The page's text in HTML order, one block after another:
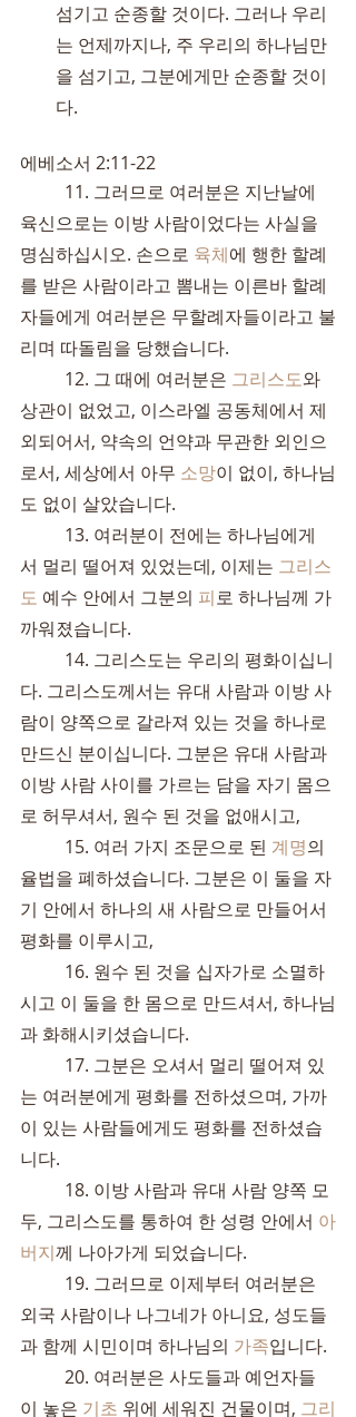
섬기고 순종할 것이다. 그러나 우리
는 언제까지나, 주 우리의 하나님만
을 섬기고, 그분에게만 순종할 것이
다.
에베소서 2:11-22
육신으로는 이방 사람이었다는 사실을
명심하십시오. 손으로 육체에 행한 할례
를 받은 사람이라고 뽐내는 이른바 할례
자들에게 여러분은 무할례자들이라고 불
리며 따돌림을 당했습니다.
	12. 그 때에 여러분은
그리스도와
상관이 없었고, 이스라엘 공동체에서 제
외되어서, 약속의 언약과 무관한 외인으
로서, 세상에서 아무 소망이 없이, 하나님
도 없이 살았습니다.
서 멀리 떨어져 있었는데, 이제는 그리스
도 예수 안에서 그분의 피로 하나님께 가
까워졌습니다.
다. 그리스도께서는 유대 사람과 이방 사
람이 양쪽으로 갈라져 있는 것을 하나로
만드신 분이십니다. 그분은 유대 사람과
이방 사람 사이를 가르는 담을 자기 몸으
로 허무셔서, 원수 된 것을 없애시고,
	15. 여러 가지 조문으로 된
계명의
율법을 폐하셨습니다. 그분은 이 둘을 자
기 안에서 하나의 새 사람으로 만들어서
평화를 이루시고,
시고 이 둘을 한 몸으로 만드셔서, 하나님
과 화해시키셨습니다.
는 여러분에게 평화를 전하셨으며, 가까
이 있는 사람들에게도 평화를 전하셨습
니다.
두, 그리스도를 통하여 한 성령 안에서 아
버지께 나아가게 되었습니다.
외국 사람이나 나그네가 아니요, 성도들
과 함께 시민이며 하나님의 가족입니다.
이 놓은 기초 위에 세워진 건물이며, 그리